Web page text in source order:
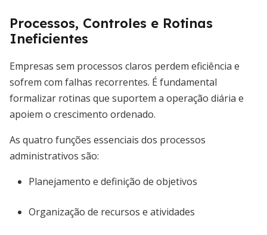
Processos, Controles e Rotinas
Ineficientes
Empresas sem processos claros perdem eficiência e
sofrem com falhas recorrentes. É fundamental
formalizar rotinas que suportem a operação diária e
apoiem o crescimento ordenado.
As quatro funções essenciais dos processos
administrativos são:
Planejamento e definição de objetivos
Organização de recursos e atividades